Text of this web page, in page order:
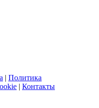
| Политика
| Контакты